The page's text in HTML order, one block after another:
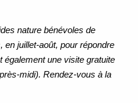
nature bénévoles de
en juillet-août, pour répondre
une visite gratuite
midi). Rendez-vous à la